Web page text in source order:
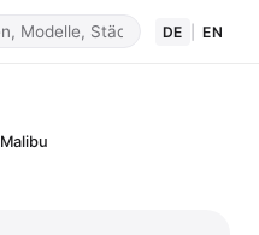
DE EN
Malibu